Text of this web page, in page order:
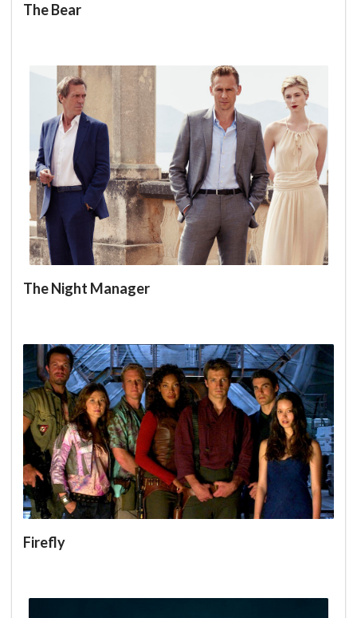
The Bear
The Night Manager
Firefly